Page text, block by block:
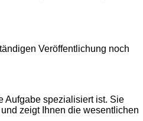
Veröffentlichung noch
Aufgabe spezialisiert ist. Sie
zeigt Ihnen die wesentlichen